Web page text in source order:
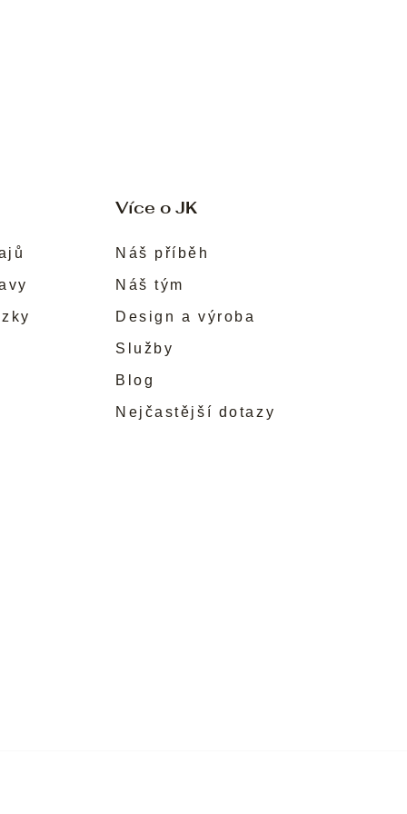
Více o JK
Náš příběh
Náš tým
Design a výroba
Služby
Blog
Nejčastější dotazy